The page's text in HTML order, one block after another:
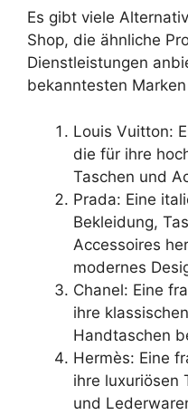
Es gibt viele
Shop, die ähnliche
Dienstleistungen
bekanntesten
Louis Vuitton:
die für ihre
Taschen und
Prada: Eine
Bekleidung,
Accessoires
modernes
Chanel: Eine
ihre
Handtaschen
Hermès: Eine
ihre luxuriösen
und